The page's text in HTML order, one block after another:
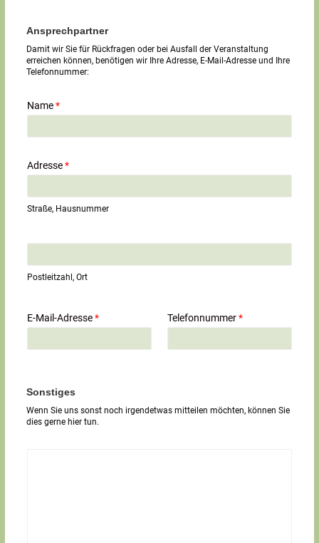
Ansprechpartner
Damit wir Sie für Rückfragen oder bei Ausfall der Veranstaltung
erreichen können, benötigen wir Ihre Adresse, E-Mail-Adresse und Ihre
Telefonnummer:
Name*
Adresse*
Straße, Hausnummer
n
i
l
g
T
x
t
Postleitzahl, Ort
E-Mail-Adresse* Telefonnummer*
Sonstiges
Wenn Sie uns sonst noch irgendetwas mitteilen möchten, können Sie
dies gerne hier tun.